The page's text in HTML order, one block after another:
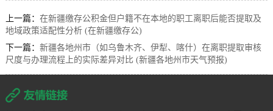
上一篇： 在新疆缴存公积金但户籍不在本地的职工离职后能否提取及
地域政策适配性分析 (在新疆缴存公)
下一篇： 新疆各地州市（如乌鲁木齐、伊犁、喀什）在离职提取审核
尺度与办理流程上的实际差异对比 (新疆各地州市天气预报)